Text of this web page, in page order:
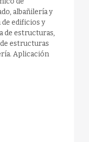
albañilería y
edificios y
de estructuras,
estructuras
Aplicación